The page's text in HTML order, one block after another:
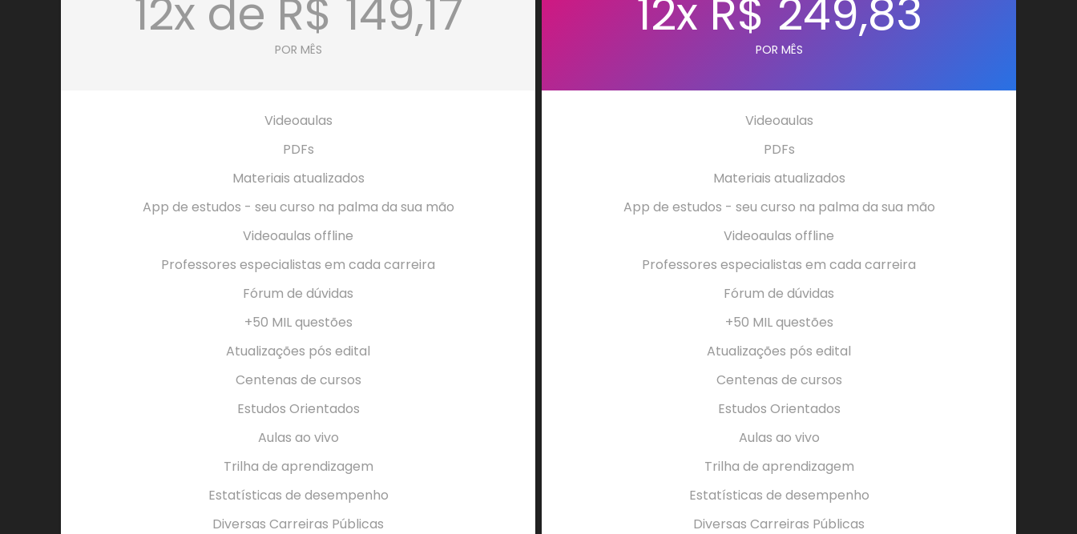
12x de R$ 149,17
POR MÊS
Videoaulas
PDFs
Materiais atualizados
App de estudos - seu curso na palma da sua mão
Videoaulas offline
Professores especialistas em cada carreira
Fórum de dúvidas
+50 MIL questões
Atualizações pós edital
Centenas de cursos
Estudos Orientados
Aulas ao vivo
Trilha de aprendizagem
Estatísticas de desempenho
Diversas Carreiras Públicas
12x R$ 249,83
POR MÊS
Videoaulas
PDFs
Materiais atualizados
App de estudos - seu curso na palma da sua mão
Videoaulas offline
Professores especialistas em cada carreira
Fórum de dúvidas
+50 MIL questões
Atualizações pós edital
Centenas de cursos
Estudos Orientados
Aulas ao vivo
Trilha de aprendizagem
Estatísticas de desempenho
Diversas Carreiras Públicas